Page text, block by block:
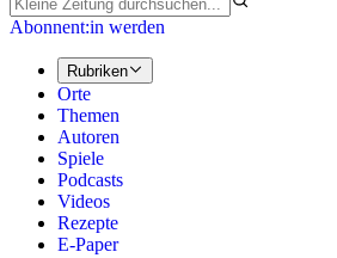
Abonnent:in werden
Rubriken
Orte
Themen
Autoren
Spiele
Podcasts
Videos
Rezepte
E-Paper